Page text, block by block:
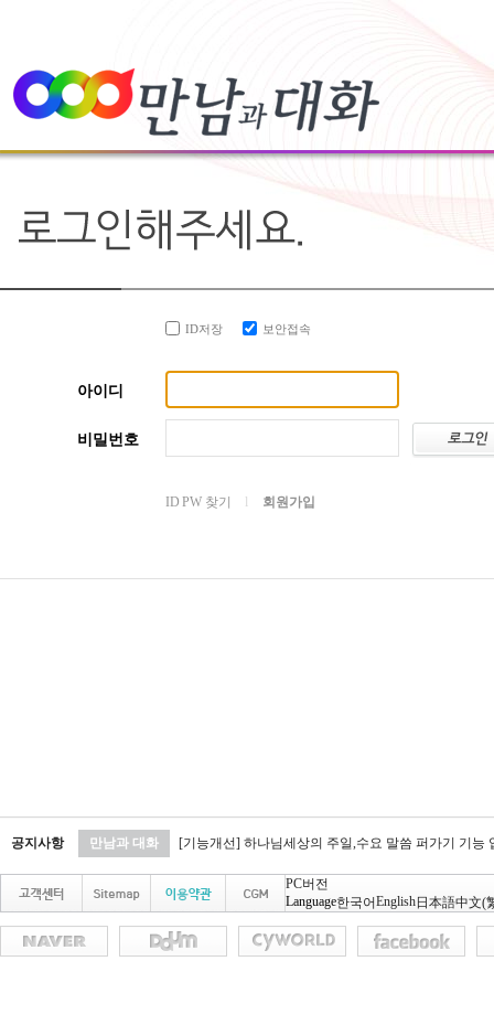
ID저장 보안접속
아이디
비밀번호
ID PW 찾기 회원가입
공지사항 만남과 대화 [기능개선] 하나님세상의 주일,수요 말씀 퍼가기 기능
PC버전
Language한국어English日本語中文(